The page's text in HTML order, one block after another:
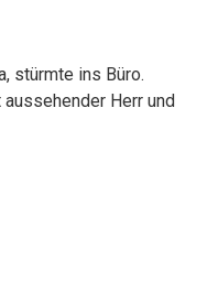
stürmte ins Büro.
Herr und